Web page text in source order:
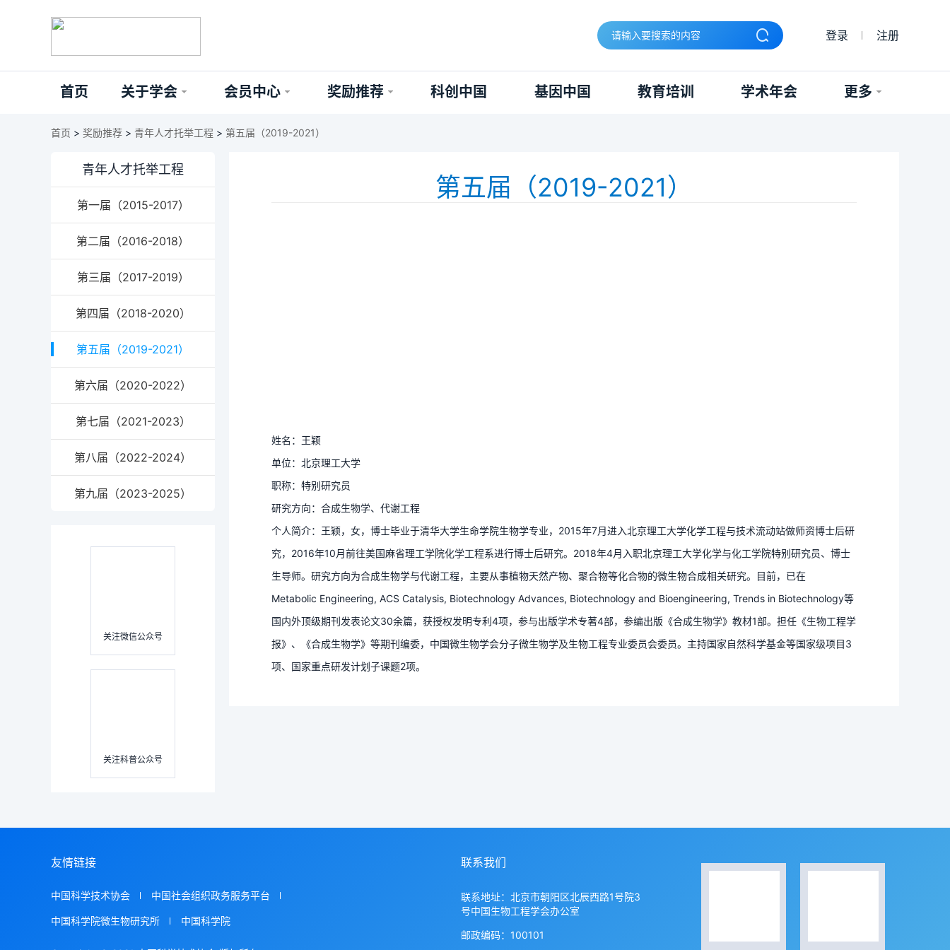
登录 注册
首页 关于学会 会员中心 奖励推荐 科创中国 基因中国 教育培训 学术年会 更多
首页 > 奖励推荐 > 青年人才托举工程 > 第五届（2019-2021）
青年人才托举工程
第一届（2015-2017）
第二届（2016-2018）
第三届（2017-2019）
第四届（2018-2020）
第五届（2019-2021）
第六届（2020-2022）
第七届（2021-2023）
第八届（2022-2024）
第九届（2023-2025）
关注微信公众号
关注科普公众号
第五届（2019-2021）
姓名：王颖
单位：北京理工大学
职称：特别研究员
研究方向：合成生物学、代谢工程
个人简介：王颖，女，博士毕业于清华大学生命学院生物学专业，2015年7月进入北京理工大学化学工程与技术流动站做师资博士后研
究，2016年10月前往美国麻省理工学院化学工程系进行博士后研究。2018年4月入职北京理工大学化学与化工学院特别研究员、博士
生导师。研究方向为合成生物学与代谢工程，主要从事植物天然产物、聚合物等化合物的微生物合成相关研究。目前，已在
Metabolic Engineering, ACS Catalysis, Biotechnology Advances, Biotechnology and Bioengineering, Trends in Biotechnology等
国内外顶级期刊发表论文30余篇，获授权发明专利4项，参与出版学术专著4部，参编出版《合成生物学》教材1部。担任《生物工程学
报》、《合成生物学》等期刊编委，中国微生物学会分子微生物学及生物工程专业委员会委员。主持国家自然科学基金等国家级项目3
项、国家重点研发计划子课题2项。
友情链接
中国科学技术协会 中国社会组织政务服务平台
中国科学院微生物研究所 中国科学院
联系我们
联系地址：北京市朝阳区北辰西路1号院3
号中国生物工程学会办公室
邮政编码：100101